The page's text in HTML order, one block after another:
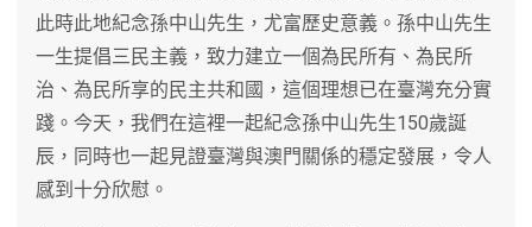
此時此地紀念孫中山先生，尤富歷史意義。孫中山先生
一生提倡三民主義，致力建立一個為民所有、為民所
治、為民所享的民主共和國，這個理想已在臺灣充分實
踐。今天，我們在這裡一起紀念孫中山先生150歲誕
辰，同時也一起見證臺灣與澳門關係的穩定發展，令人
感到十分欣慰。